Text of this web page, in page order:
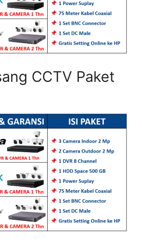
CCTV Paket